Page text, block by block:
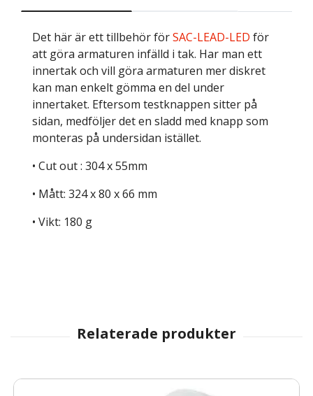
Det här är ett tillbehör förSAC-LEAD-LED för
att göra armaturen infälld i tak. Har man ett
innertak och vill göra armaturen mer diskret
kan man enkelt gömma en del under
innertaket. Eftersom testknappen sitter på
sidan, medföljer det en sladd med knapp som
monteras på undersidan istället.
• Cut out : 304 x 55mm
• Mått: 324 x 80 x 66 mm
• Vikt: 180 g